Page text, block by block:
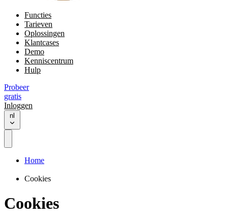
Functies
Tarieven
Oplossingen
Klantcases
Demo
Kenniscentrum
Hulp
Probeer
gratis
Inloggen
nl
Home
Cookies
Cookies